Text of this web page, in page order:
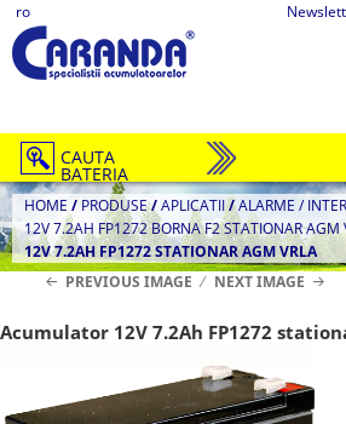
ro
CAUTA
BATERIA
HOME / PRODUSE/APLICATII/ALARME /
12V 7.2AH FP1272 BORNA F2 STATIONAR AGM
12V 7.2AH FP1272 STATIONAR AGM VRLA
PREVIOUS IMAGE
NEXT IMAGE
Acumulator 12V 7.2Ah FP1272